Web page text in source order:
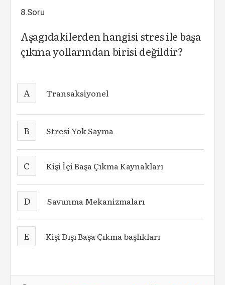
8.Soru
Aşagıdakilerden hangisi stres ile başa
çıkma yollarından birisi değildir?
A Transaksiyonel
B Stresi Yok Sayma
C Kişi İçi Başa Çıkma Kaynakları
D Savunma Mekanizmaları
E Kişi Dışı Başa Çıkma başlıkları